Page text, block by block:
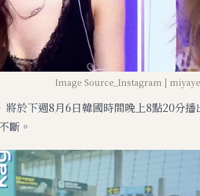
Image Source_Instagram |
將於下週8月6日韓國時間晚上8點20分
斷。